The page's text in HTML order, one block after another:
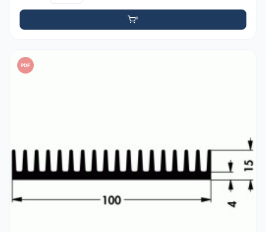
PDF